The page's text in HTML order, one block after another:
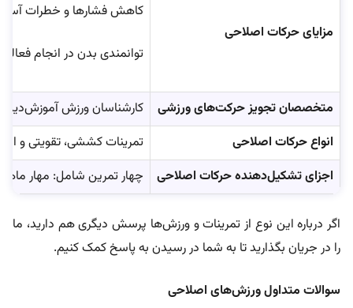
مزایای حرکات اصلاحی
کاهش فشارها و خطرات
توانمندی بدن در انجام
متخصصان تجویز حرکت‌های ورزشی
کارشناسان ورزش
انواع حرکات اصلاحی
تمرینات کششی، تقویتی و
اجزای تشکیل‌دهنده حرکات اصلاحی
چهار تمرین شامل: مهار
‌اگر درباره این نوع از تمرینات و ورزش‌ها پرسش دیگری هم دارید، ما
را در جریان بگذارید تا به شما در رسیدن به پاسخ کمک کنیم.
سوالات متداول ورزش‌های اصلاحی